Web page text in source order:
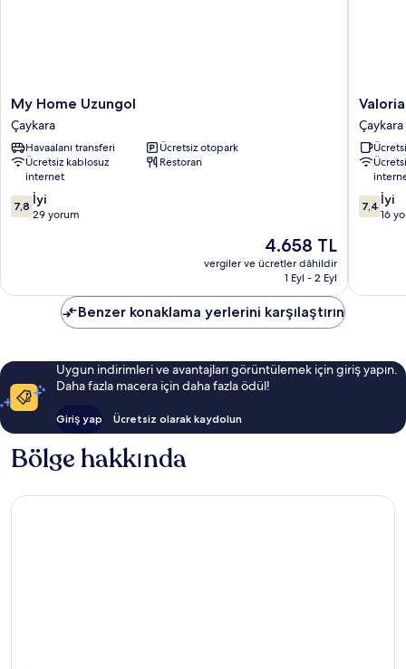
My
Home
Uzungol
Çaykara
My Home Uzungol
Çaykara
Havaalanı transferi
Ücretsiz otopark
Ücretsiz kablosuz
internet
Restoran
10
üzerinden
7,8 İyi
29 yorum
Güncel
fiyat:
4.658 TL
4.658 TL
vergiler ve ücretler dâhildir
1 Eyl - 2 Eyl
Valoria
Hotel
Çaykara
Çaykara
10
7,4 İyi
16
Benzer konaklama yerlerini karşılaştırın
Uygun indirimleri ve avantajları görüntülemek için giriş yapın.
Daha fazla macera için daha fazla ödül!
Giriş yap Ücretsiz olarak kaydolun
Bölge hakkında